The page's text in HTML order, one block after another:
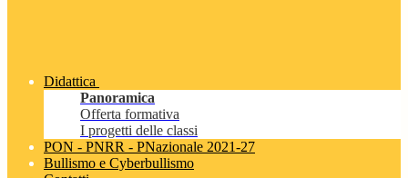
Didattica
Panoramica
Offerta formativa
I progetti delle classi
PON - PNRR - PNazionale 2021-27
Bullismo e Cyberbullismo